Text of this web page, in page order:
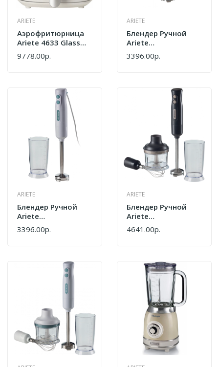
ARIETE
Аэрофритюрница
Ariete 4633 Glass
DGT Wh
00C463303AR0
9778.00р.
ARIETE
Блендер Ручной
Ariete
00C060100AR0
Черный
3396.00р.
ARIETE
Блендер Ручной
Ariete
00C060101AR0
Белый
3396.00р.
ARIETE
Блендер Ручной
Ariete
00C060110AR0
Черный
4641.00р.